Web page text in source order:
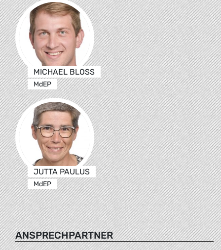
MICHAEL BLOSS
MdEP
JUTTA PAULUS
MdEP
ANSPRECHPARTNER